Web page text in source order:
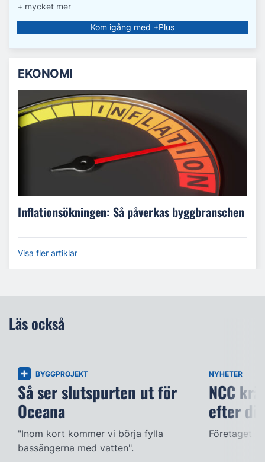
+ mycket mer
Kom igång med +Plus
EKONOMI
Inflationsökningen: Så påverkas byggbranschen
Visa fler artiklar
Läs också
BYGGPROJEKT
Så ser slutspurten ut för
Oceana
"Inom kort kommer vi börja fylla
bassängerna med vatten".
NYHETER
NCC
efter
Företaget